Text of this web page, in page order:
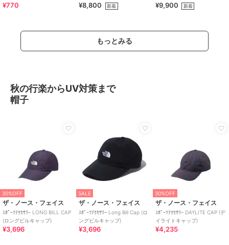
¥770
パック入り)
¥8,800 新着
BOX(18パック入り)
¥9,900 新着
もっとみる
秋の行楽からUV対策まで
帽子
30%OFF
ザ・ノース・フェイス
ｽﾎﾟｰﾂｱｸｾｻﾘｰ LONG BILL CAP
(ロングビルキャップ)
¥3,696
SALE
ザ・ノース・フェイス
ｽﾎﾟｰﾂｱｸｾｻﾘｰ Long Bill Cap (ロ
ングビルキャップ)
¥3,696
30%OFF
ザ・ノース・フェイス
ｽﾎﾟｰﾂｱｸｾｻﾘｰ DAYLITE CAP (デ
イライトキャップ)
¥4,235